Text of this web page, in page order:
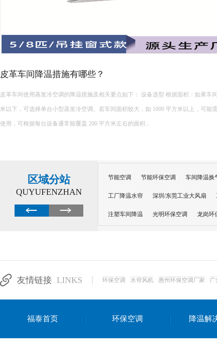
皮革车间降温措施有哪些？
皮革车间使用蒸发冷空调的降温措施及相关要点如下： 设备选型 根据面积：如果车间面积较小，如 200 平方
米以下，可选择单台小型蒸发冷空调。若车间面积较大，如 1000 平方米以上，可能
使用，可根据每台设备通常能覆盖 200 平方米左右的面积...
区域分站
QUYUFENZHAN
节能空调 节能环保空调 车间降温换
工厂降温水帘 深圳/东莞工业大风扇
注塑车间降温 光明环保空调 龙岗环
达州工业省电安装
友情链接 LINKS 环保空调 水帘风机 惠州环保空调厂家 广
福泰首页 环保空调 降温解